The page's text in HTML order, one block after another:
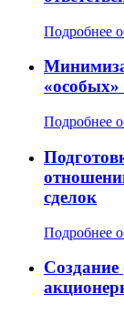
Подробнее
«особых»
Подробнее
сделок
Подробнее
Создание